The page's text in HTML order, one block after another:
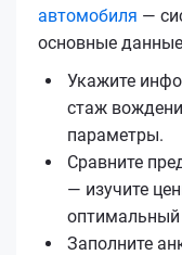
автомобиля —
основные
Укажите
стаж
параметры.
Сравните
— изучите
оптимальный
Заполните